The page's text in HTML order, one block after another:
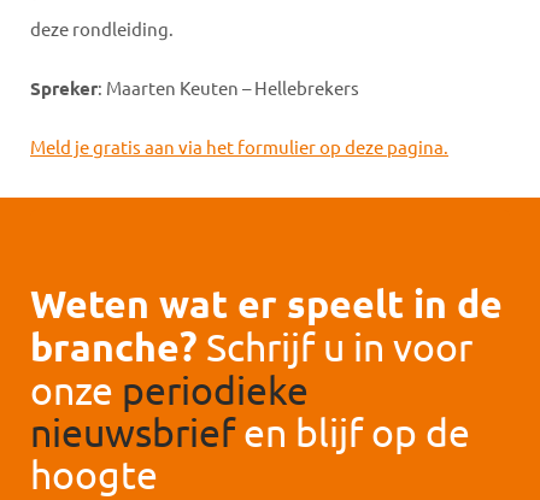
deze rondleiding.
Spreker: Maarten Keuten – Hellebrekers
Meld je gratis aan via het formulier op deze pagina.
Weten wat er speelt in de
branche? Schrijf u in voor
onze periodieke
nieuwsbriefen blijf op de
hoogte